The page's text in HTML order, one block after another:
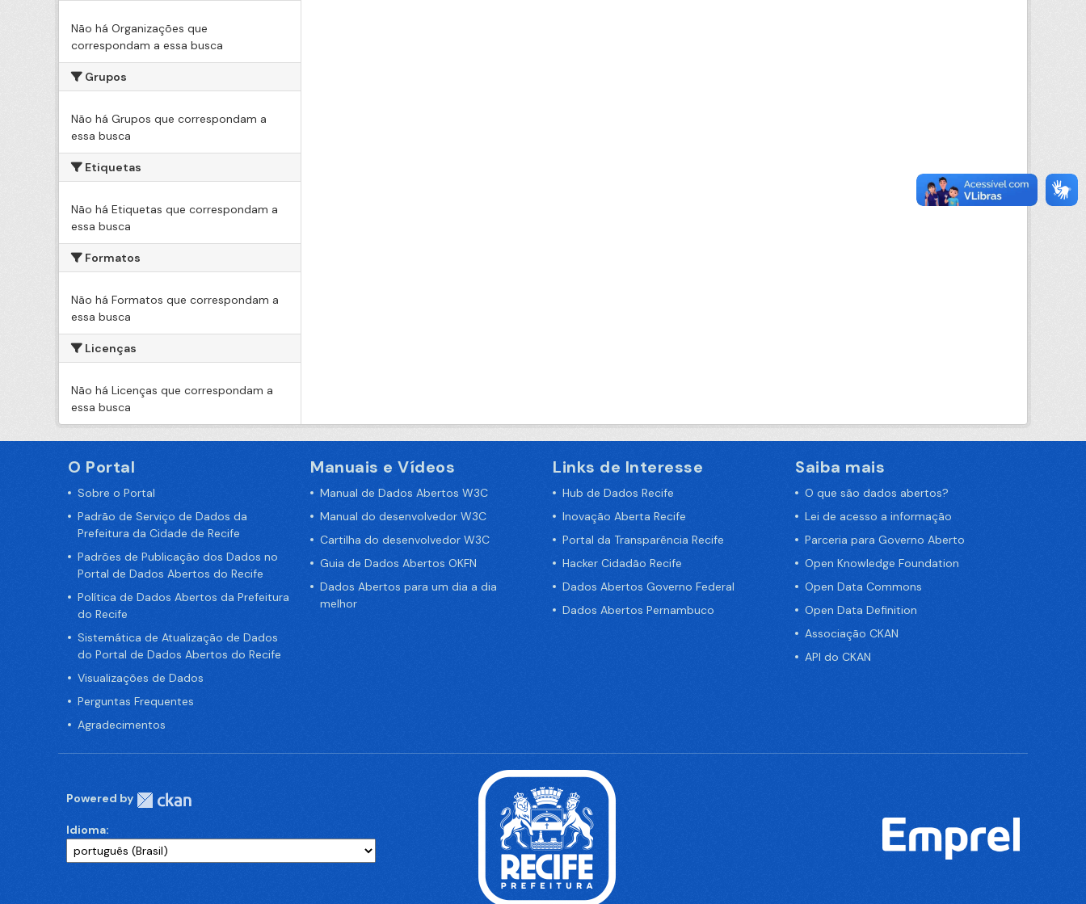
Não há Organizações que
correspondam a essa busca
Grupos
Não há Grupos que correspondam a
essa busca
Etiquetas
Não há Etiquetas que correspondam a
essa busca
Formatos
Não há Formatos que correspondam a
essa busca
Licenças
Não há Licenças que correspondam a
essa busca
O Portal
Sobre o Portal
Padrão de Serviço de Dados da
Prefeitura da Cidade de Recife
Padrões de Publicação dos Dados no
Portal de Dados Abertos do Recife
Política de Dados Abertos da Prefeitura
do Recife
Sistemática de Atualização de Dados
do Portal de Dados Abertos do Recife
Visualizações de Dados
Perguntas Frequentes
Agradecimentos
Manuais e Vídeos
Manual de Dados Abertos W3C
Manual do desenvolvedor W3C
Cartilha do desenvolvedor W3C
Guia de Dados Abertos OKFN
Dados Abertos para um dia a dia
melhor
Links de Interesse
Hub de Dados Recife
Inovação Aberta Recife
Portal da Transparência Recife
Hacker Cidadão Recife
Dados Abertos Governo Federal
Dados Abertos Pernambuco
Saiba mais
O que são dados abertos?
Lei de acesso a informação
Parceria para Governo Aberto
Open Knowledge Foundation
Open Data Commons
Open Data Definition
Associação CKAN
API do CKAN
Powered by
Idioma